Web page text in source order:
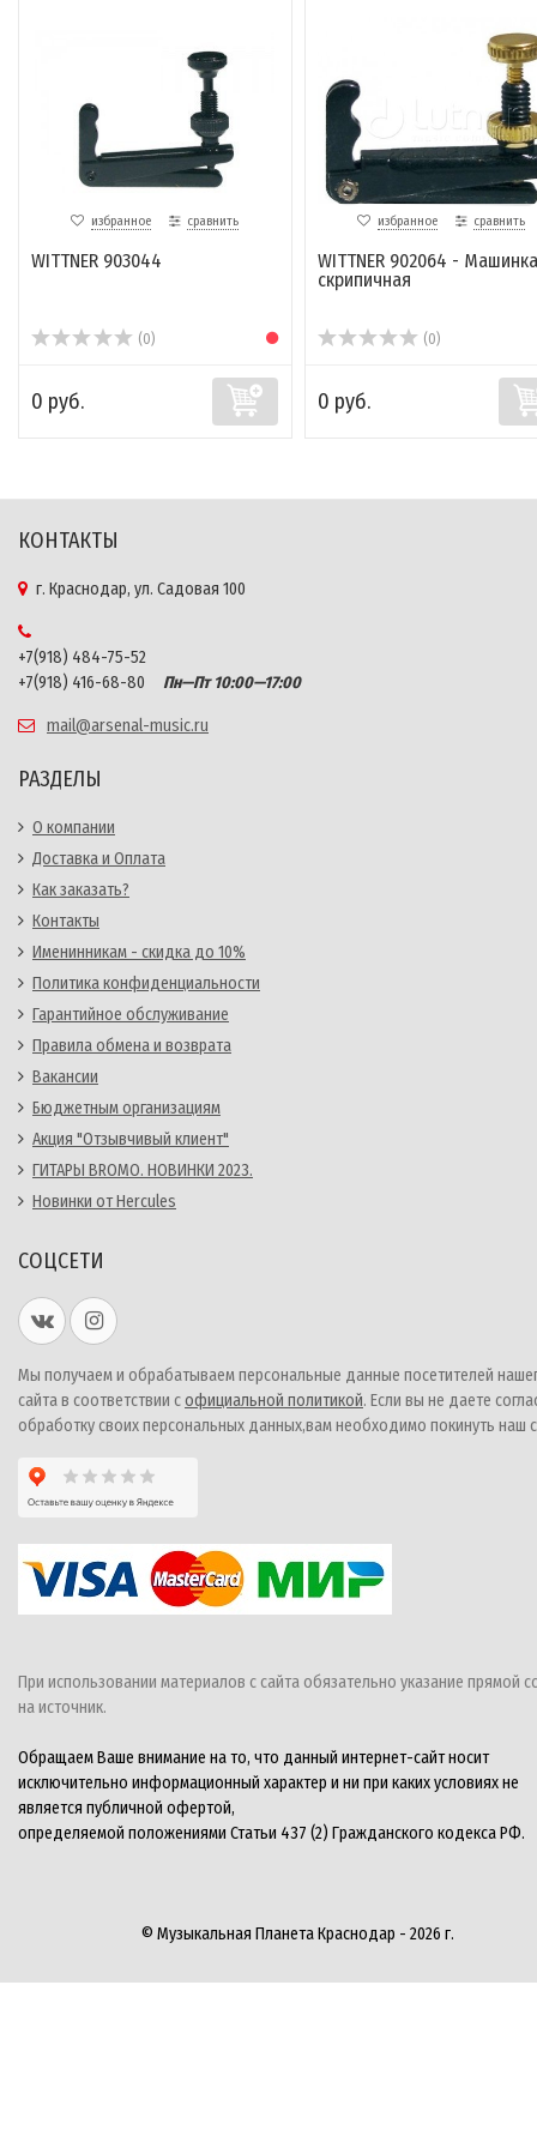
избранное сравнить
WITTNER 903044
(0)
0 руб.
избранное сравнить
WITTNER 902064 - Машинка
скрипичная
(0)
0 руб.
КОНТАКТЫ
г. Краснодар, ул. Садовая 100
+7(918) 484-75-52
+7(918) 416-68-80
Пн—Пт 10:00—17:00
mail@arsenal-music.ru
РАЗДЕЛЫ
О компании
Доставка и Оплата
Как заказать?
Контакты
Именинникам - скидка до 10%
Политика конфиденциальности
Гарантийное обслуживание
Правила обмена и возврата
Вакансии
Бюджетным организациям
Акция "Отзывчивый клиент"
ГИТАРЫ BROMO. НОВИНКИ 2023.
Новинки от Hercules
СОЦСЕТИ
Мы получаем и обрабатываем персональные данные посетителей
сайта в соответствии софициальной политикой. Если вы не даете
обработку своих персональных данных,вам необходимо покинуть наш
При использовании материалов с сайта обязательно указание прямой
на источник.
Обращаем Ваше внимание на то, что данный интернет-сайт носит
исключительно информационный характер и ни при каких условиях не
является публичной офертой,
определяемой положениями Статьи 437 (2) Гражданского кодекса РФ.
© Музыкальная Планета Краснодар - 2026 г.